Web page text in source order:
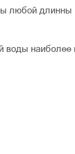
любой
воды